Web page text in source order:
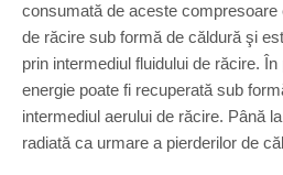
consumată de aceste compresoare
de răcire sub formă de căldură şi
prin intermediul fluidului de răcire.
energie poate fi recuperată sub
intermediul aerului de răcire. Până
radiată ca urmare a pierderilor de